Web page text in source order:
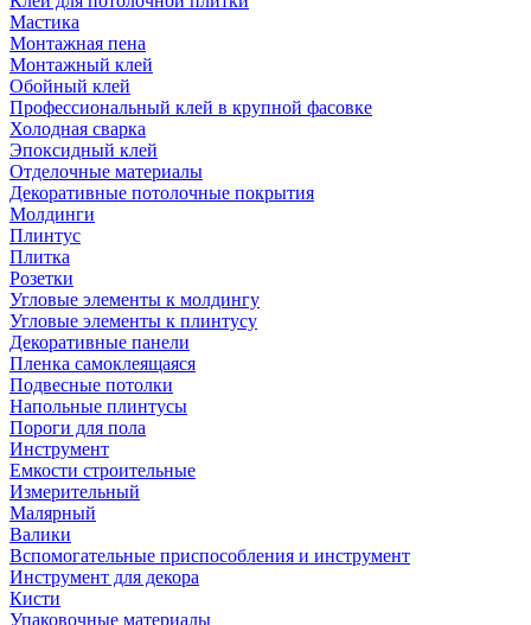
Мастика
Монтажная пена
Монтажный клей
Обойный клей
Профессиональный клей в крупной фасовке
Холодная сварка
Эпоксидный клей
Отделочные материалы
Декоративные потолочные покрытия
Молдинги
Плинтус
Плитка
Розетки
Угловые элементы к молдингу
Угловые элементы к плинтусу
Декоративные панели
Пленка самоклеящаяся
Подвесные потолки
Напольные плинтусы
Пороги для пола
Инструмент
Емкости строительные
Измерительный
Малярный
Валики
Вспомогательные приспособления и инструмент
Инструмент для декора
Кисти
Упаковочные материалы